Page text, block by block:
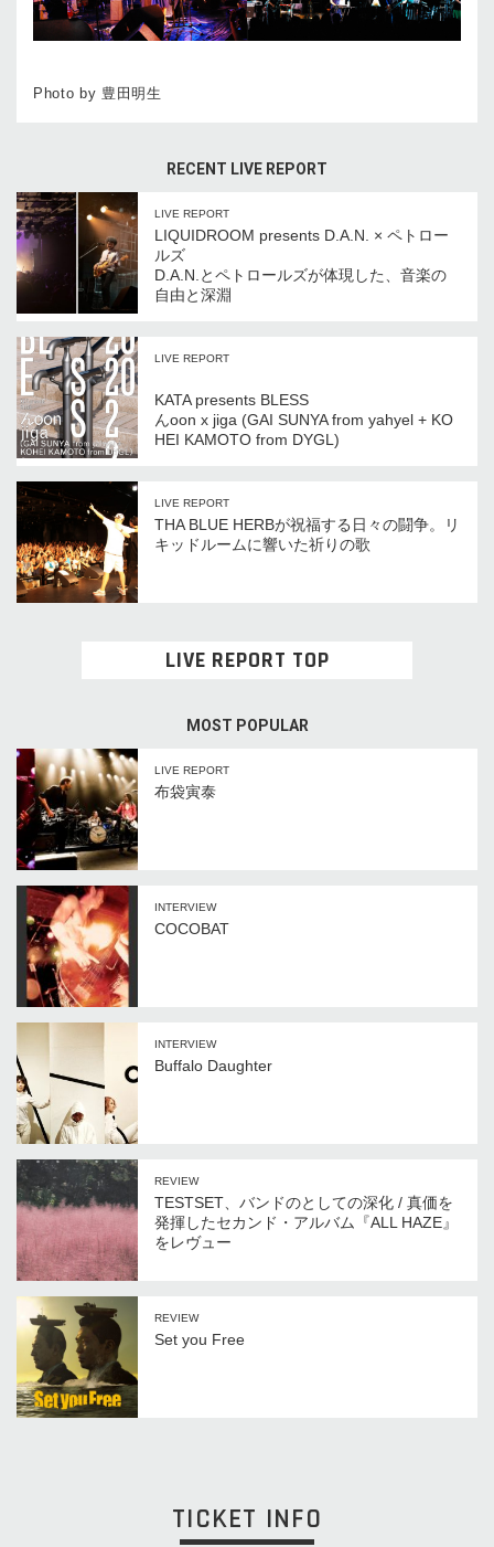
Photo by 豊田明生
RECENT LIVE REPORT
LIVE REPORT
LIQUIDROOM presents D.A.N. × ペトロー
ルズ
D.A.N.とペトロールズが体現した、音楽の
自由と深淵
LIVE REPORT
KATA presents BLESS
んoon x jiga (GAI SUNYA from yahyel + KO
HEI KAMOTO from DYGL)
LIVE REPORT
THA BLUE HERBが祝福する日々の闘争。リ
キッドルームに響いた祈りの歌
LIVE REPORT TOP
MOST POPULAR
LIVE REPORT
布袋寅泰
INTERVIEW
COCOBAT
INTERVIEW
Buffalo Daughter
REVIEW
TESTSET、バンドのとしての深化 / 真価を
発揮したセカンド・アルバム『ALL HAZE』
をレヴュー
REVIEW
Set you Free
TICKET INFO